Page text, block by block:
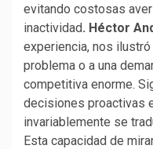
evitando costosas
inactividad. Héctor
experiencia, nos
problema o a una
competitiva enorme.
decisiones proactivas
invariablemente se
Esta capacidad de